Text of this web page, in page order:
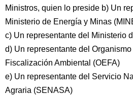
Ministros, quien lo preside b) Un
Ministerio de Energía y Minas
c) Un representante del Ministerio
d) Un representante del
Fiscalización Ambiental (OEFA)
e) Un representante del Servicio
Agraria (SENASA)